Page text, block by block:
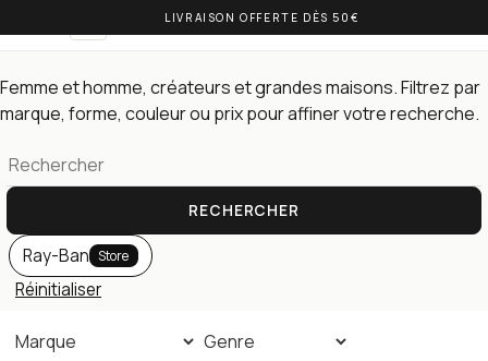
LIVRAISON OFFERTE DÈS 50€
OLIVIA BALM
Lunettes de vue — toute la collection
Femme et homme, créateurs et grandes maisons. Filtrez par
marque, forme, couleur ou prix pour affiner votre recherche.
RECHERCHER
Ray-Ban Store
Réinitialiser